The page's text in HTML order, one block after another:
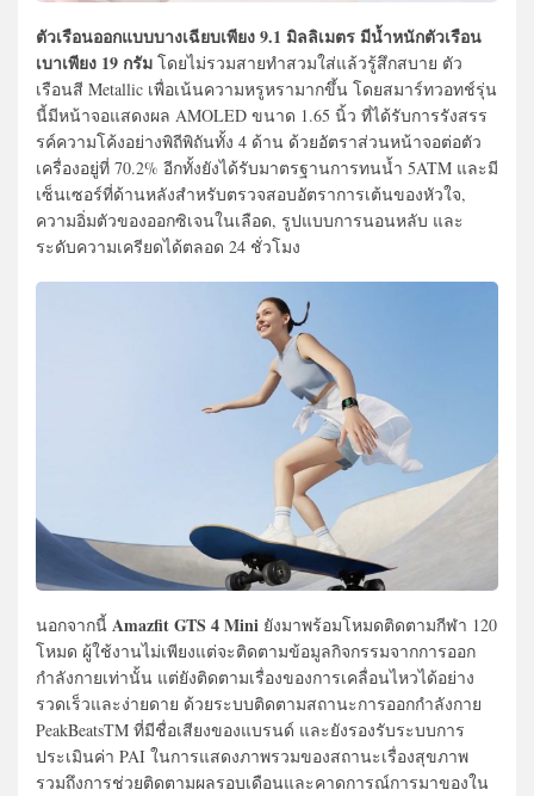
ตัวเรือนออกแบบบางเฉียบเพียง 9.1 มิลลิเมตร มีน้ำหนักตัวเรือน
เบาเพียง 19 กรัม โดยไม่รวมสายทำสวมใส่แล้วรู้สึกสบาย ตัว
เรือนสี Metallic เพื่อเน้นความหรูหรามากขึ้น โดยสมาร์ทวอทช์รุ่น
นี้มีหน้าจอแสดงผล AMOLED ขนาด 1.65 นิ้ว ที่ได้รับการรังสรร
รค์ความโค้งอย่างพิถีพิถันทั้ง 4 ด้าน ด้วยอัตราส่วนหน้าจอต่อตัว
เครื่องอยู่ที่ 70.2% อีกทั้งยังได้รับมาตรฐานการทนน้ำ 5ATM และมี
เซ็นเซอร์ที่ด้านหลังสำหรับตรวจสอบอัตราการเต้นของหัวใจ,
ความอิ่มตัวของออกซิเจนในเลือด, รูปแบบการนอนหลับ และ
ระดับความเครียดได้ตลอด 24 ชั่วโมง
นอกจากนี้ Amazfit GTS 4 Mini ยังมาพร้อมโหมดติดตามกีฬา 120
โหมด ผู้ใช้งานไม่เพียงแต่จะติดตามข้อมูลกิจกรรมจากการออก
กำลังกายเท่านั้น แต่ยังติดตามเรื่องของการเคลื่อนไหวได้อย่าง
รวดเร็วและง่ายดาย ด้วยระบบติดตามสถานะการออกกำลังกาย
PeakBeatsTM ที่มีชื่อเสียงของแบรนด์ และยังรองรับระบบการ
ประเมินค่า PAI ในการแสดงภาพรวมของสถานะเรื่องสุขภาพ
รวมถึงการช่วยติดตามผลรอบเดือนและคาดการณ์การมาของใน